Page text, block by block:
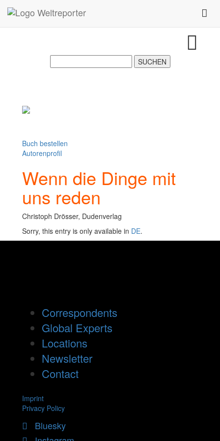
Zum Inhalt springen
Buch bestellen
Autorenprofil
Wenn die Dinge mit
uns reden
Christoph Drösser, Dudenverlag
Sorry, this entry is only available in DE.
Correspondents
Global Experts
Locations
Newsletter
Contact
Imprint
Privacy Policy
Bluesky